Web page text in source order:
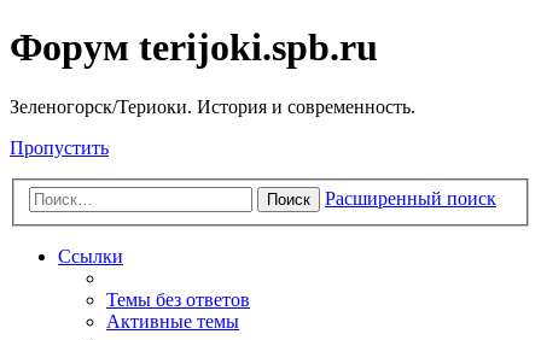
Форум terijoki.spb.ru
Зеленогорск/Териоки. История и современность.
Пропустить
Поиск Расширенный поиск
Ссылки
Темы без ответов
Активные темы